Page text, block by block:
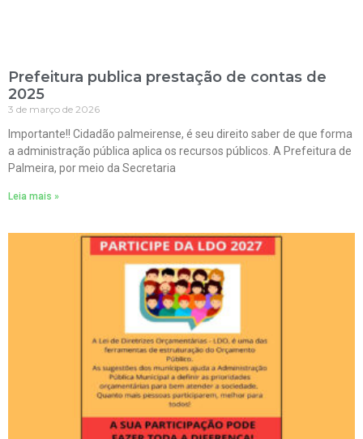
Prefeitura publica prestação de contas de
2025
3 de março de 2026
Importante!! Cidadão palmeirense, é seu direito saber de que forma
a administração pública aplica os recursos públicos. A Prefeitura de
Palmeira, por meio da Secretaria
Leia mais »